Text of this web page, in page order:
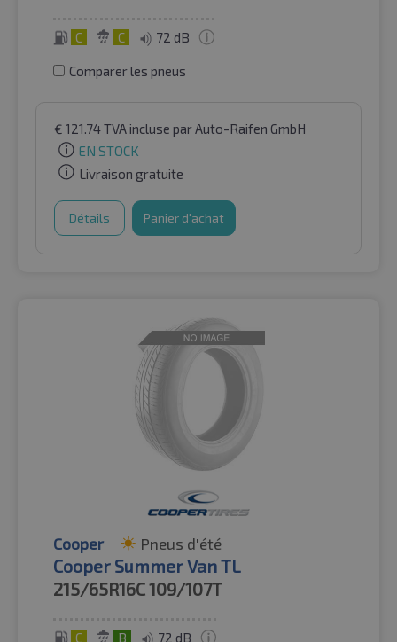
C C 72 dB
Comparer les pneus
€ 121.74TVA incluse par Auto-Raifen GmbH
EN STOCK
Livraison gratuite
Détails Panier d'achat
Cooper Pneus d'été
Cooper Summer Van TL
215/65R16C109/107T
C B 72 dB